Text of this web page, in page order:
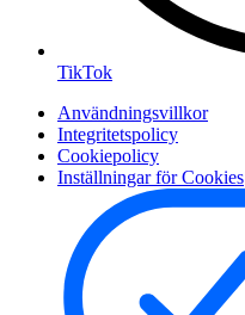
TikTok
Användningsvillkor
Integritetspolicy
Cookiepolicy
Inställningar för Cookies